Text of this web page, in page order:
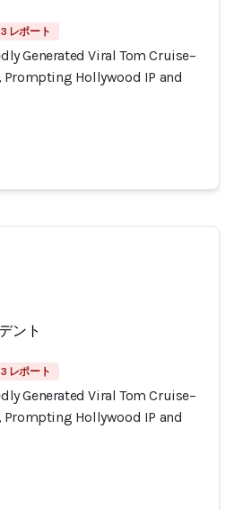
3 レポート
Generated Viral Tom Cruise–
Hollywood IP and
ント
3 レポート
Generated Viral Tom Cruise–
Hollywood IP and